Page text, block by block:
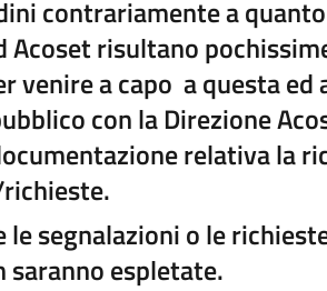
contrariamente a
Acoset risultano
venire a capo a questa
con la Direzione
relativa la
le segnalazioni o le
saranno espletate.